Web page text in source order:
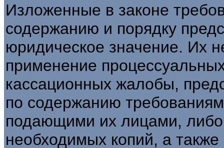
Изложенные в законе
содержанию и порядку
юридическое значение. Их
применение
кассационных жалобы,
по содержанию
подающими их лицами, либо
необходимых копий, а